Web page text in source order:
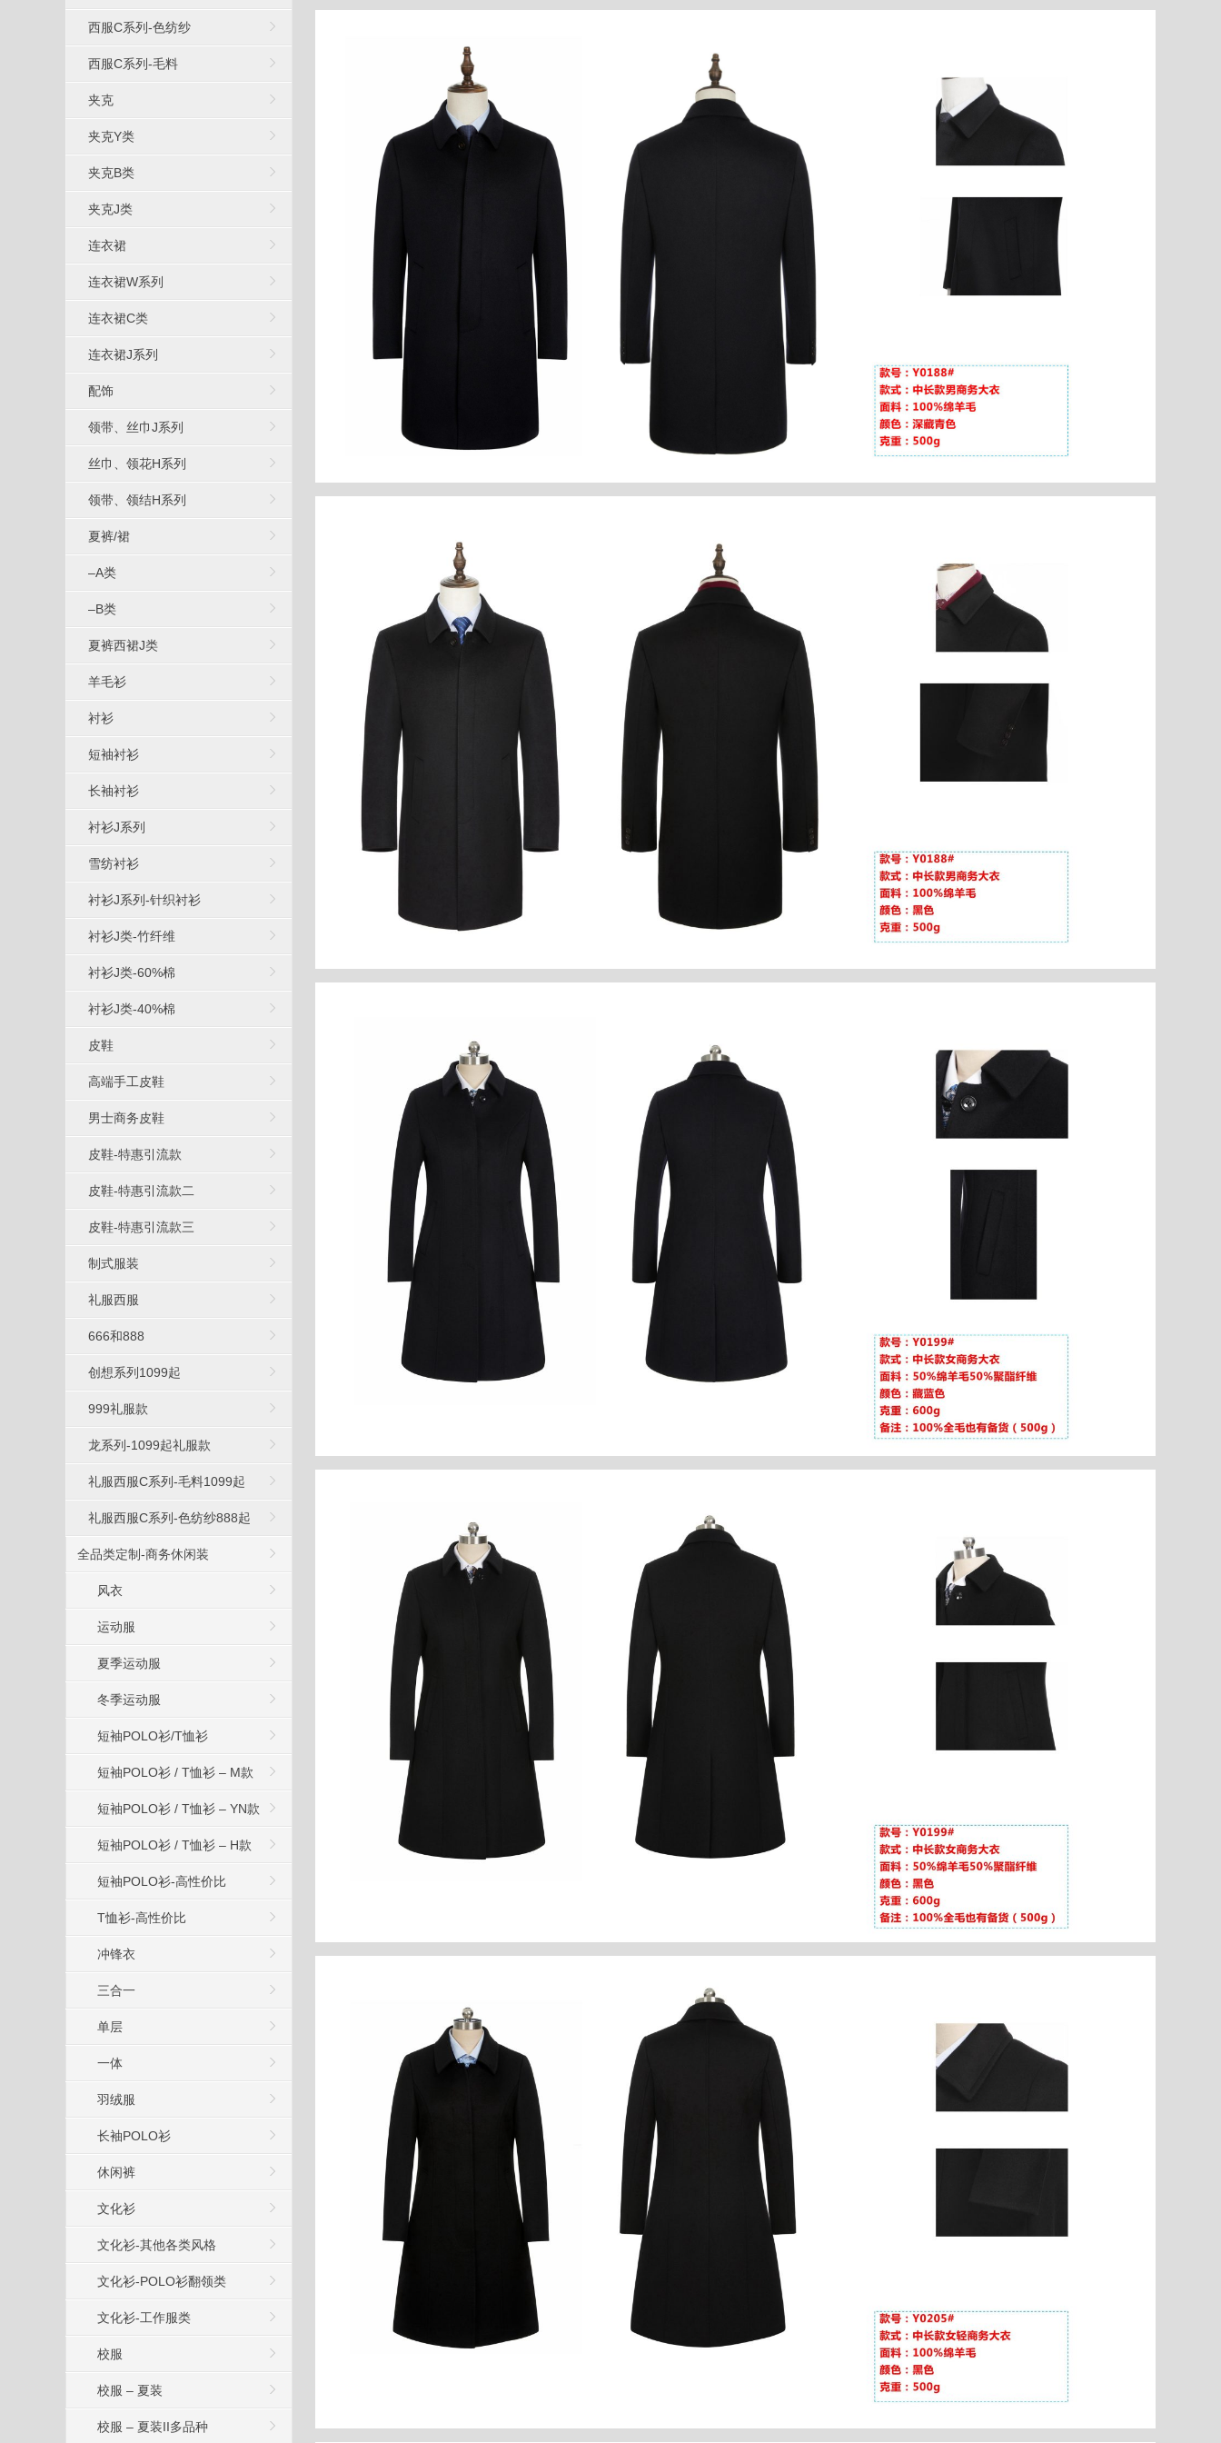
西服C系列-色纺纱
西服C系列-毛料
夹克
夹克Y类
夹克B类
夹克J类
连衣裙
连衣裙W系列
连衣裙C类
连衣裙J系列
配饰
领带、丝巾J系列
丝巾、领花H系列
领带、领结H系列
夏裤/裙
–A类
–B类
夏裤西裙J类
羊毛衫
衬衫
短袖衬衫
长袖衬衫
衬衫J系列
雪纺衬衫
衬衫J系列-针织衬衫
衬衫J类-竹纤维
衬衫J类-60%棉
衬衫J类-40%棉
皮鞋
高端手工皮鞋
男士商务皮鞋
皮鞋-特惠引流款
皮鞋-特惠引流款二
皮鞋-特惠引流款三
制式服装
礼服西服
666和888
创想系列1099起
999礼服款
龙系列-1099起礼服款
礼服西服C系列-毛料1099起
礼服西服C系列-色纺纱888起
全品类定制-商务休闲装
风衣
运动服
夏季运动服
冬季运动服
短袖POLO衫/T恤衫
短袖POLO衫 / T恤衫 – M款
短袖POLO衫 / T恤衫 – YN款
短袖POLO衫 / T恤衫 – H款
短袖POLO衫-高性价比
T恤衫-高性价比
冲锋衣
三合一
单层
一体
羽绒服
长袖POLO衫
休闲裤
文化衫
文化衫-其他各类风格
文化衫-POLO衫翻领类
文化衫-工作服类
校服
校服 – 夏装
校服 – 夏装II多品种